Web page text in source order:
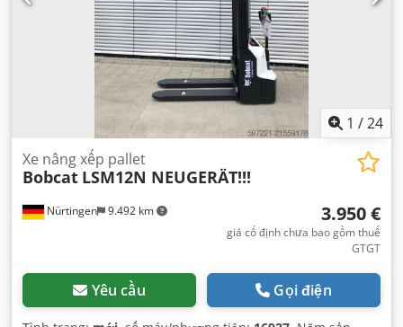
1 /24
Nürtingen 9.492 km
Xe nâng xếp pallet
Bobcat LSM12N NEUGERÄT!!!
3.950 €
giá cố định chưa bao gồm thuế
GTGT
Yêu cầu Gọi điện